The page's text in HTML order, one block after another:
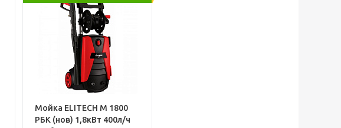
Мойка ELITECH М 1800
РБК (нов) 1,8кВт 400л/ч